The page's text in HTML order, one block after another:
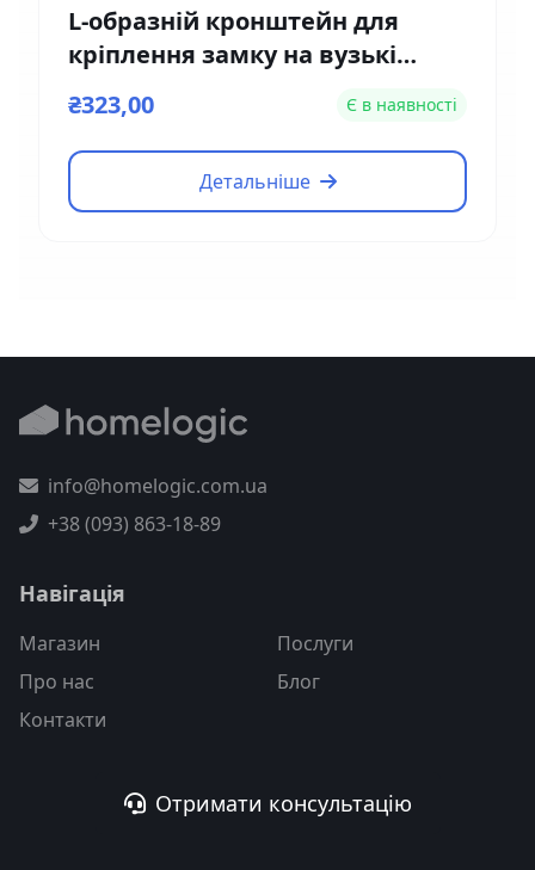
L-образній кронштейн для
кріплення замку на вузькі
₴323,00 Є в наявності
Детальніше
info@homelogic.com.ua
+38 (093) 863-18-89
Навігація
Магазин
Послуги
Про нас
Блог
Контакти
Отримати консультацію